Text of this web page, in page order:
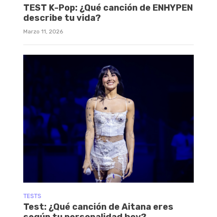
TEST K-Pop: ¿Qué canción de ENHYPEN
describe tu vida?
Marzo 11, 2026
TESTS
Test: ¿Qué canción de Aitana eres